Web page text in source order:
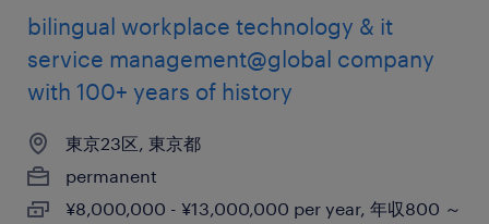
bilingual workplace technology & it
service management@global company
with 100+ years of history
東京23区, 東京都
permanent
¥8,000,000 - ¥13,000,000 per year, 年収800 ～